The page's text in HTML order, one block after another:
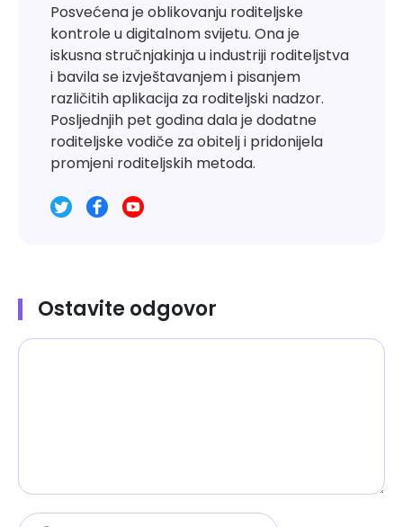
Posvećena je oblikovanju roditeljske
kontrole u digitalnom svijetu. Ona je
iskusna stručnjakinja u industriji roditeljstva
i bavila se izvještavanjem i pisanjem
različitih aplikacija za roditeljski nadzor.
Posljednjih pet godina dala je dodatne
roditeljske vodiče za obitelj i pridonijela
promjeni roditeljskih metoda.
Ostavite odgovor